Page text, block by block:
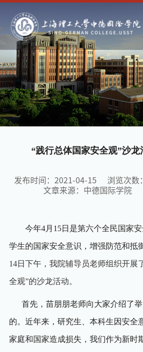
“践行总体国家安全观”沙
发布时间：2021-04-15 浏览次数
文章来源：中德国际学院
今年4月 15日是第六个全民国家
学生的国家安全意识，增强防范和抵
14日下午，我院辅导员老师组织开展
全观”的沙龙活动。
首先，苗朋朋老师向大家介绍了
的。近年来，研究生、本科生因安全
家庭和国家造成损失，我们作为新时